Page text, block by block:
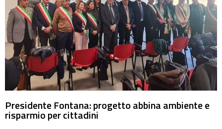
Presidente Fontana: progetto abbina ambiente e
risparmio per cittadini